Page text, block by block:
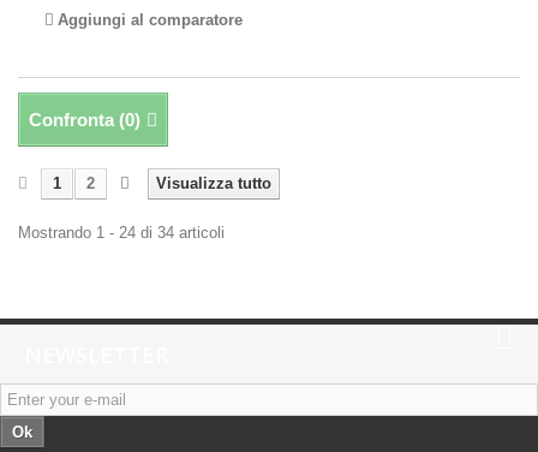
Aggiungi al comparatore
Confronta (0)
Visualizza tutto
1 2
Mostrando 1 - 24 di 34 articoli
Ok